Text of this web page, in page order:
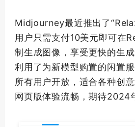
Midjourney最近推出了
用户只需支付10美元即可在
制生成图像，享受更快的生
利用了为新模型购置的闲置
所有用户开放，适合各种创
网页版体验流畅，期待2024